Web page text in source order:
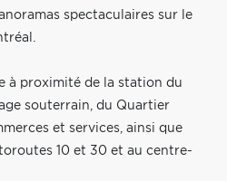
spectaculaires sur le
à proximité de la station du
souterrain, du Quartier
et services, ainsi que
10 et 30 et au centre-